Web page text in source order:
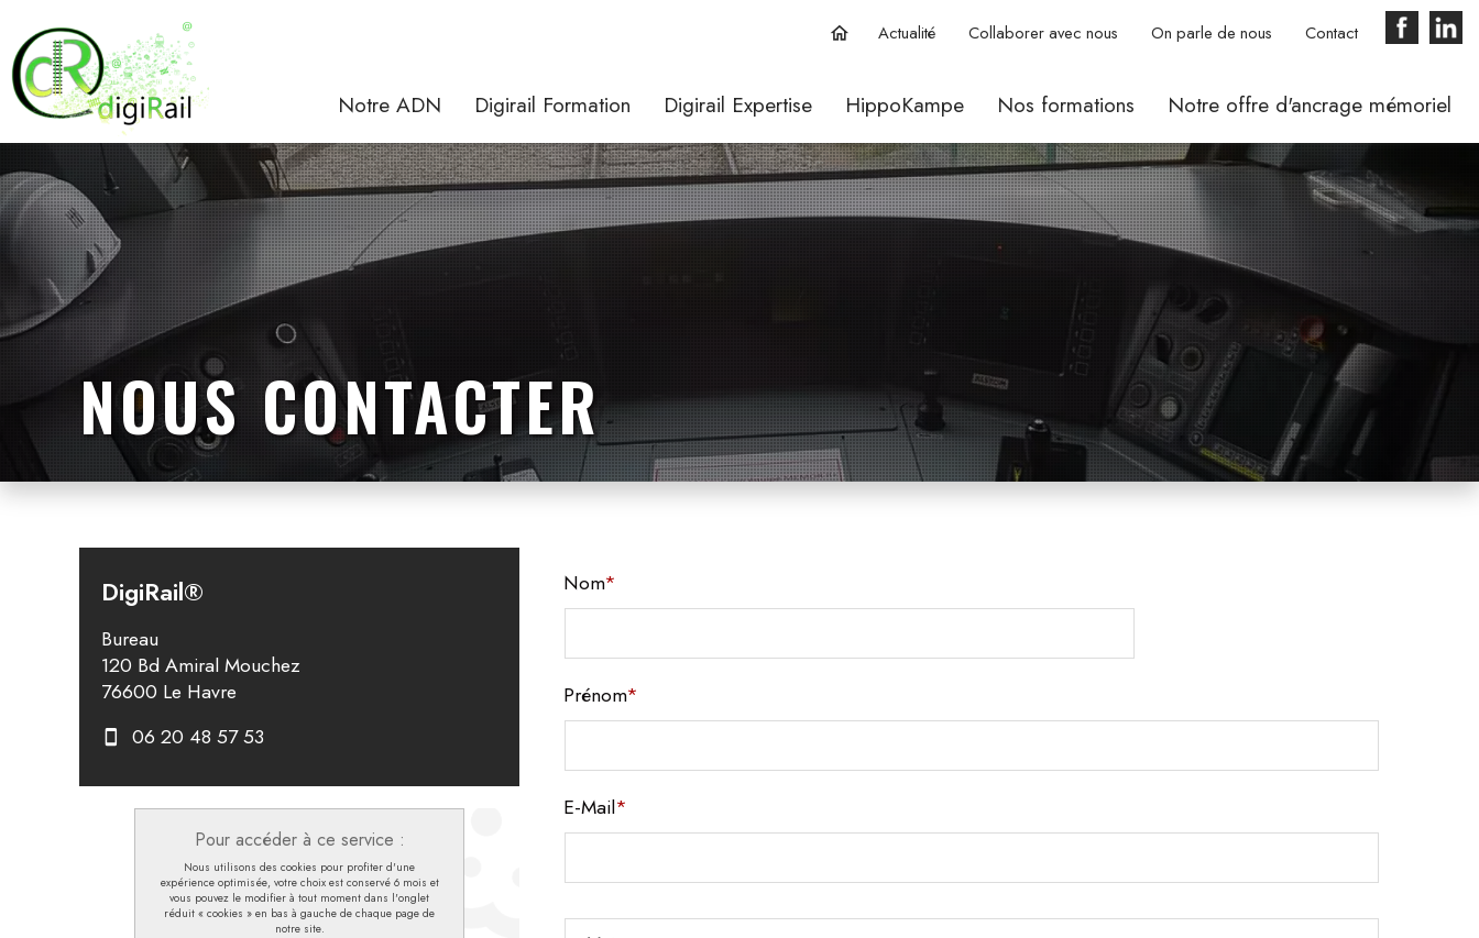
home Actualité Collaborer avec nous On parle de nous Contact
Notre ADN Digirail Formation Digirail Expertise HippoKampe Nos formations Notre offre d'ancrage mémoriel
NOUS CONTACTER
DigiRail®
Bureau
120 Bd Amiral Mouchez
76600 Le Havre
06 20 48 57 53
Pour accéder à ce service :
Nous utilisons des cookies pour profiter d'une
expérience optimisée, votre choix est conservé 6 mois et
vous pouvez le modifier à tout moment dans l'onglet
réduit « cookies » en bas à gauche de chaque page de
notre site.
Nom*
Prénom*
E-Mail*